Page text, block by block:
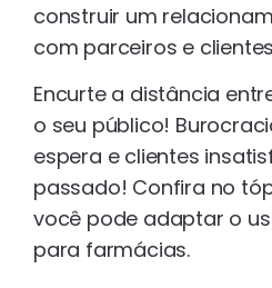
construir um
com parceiros e
Encurte a distância
o seu público!
espera e clientes
passado! Confira no
você pode adaptar o
para farmácias.